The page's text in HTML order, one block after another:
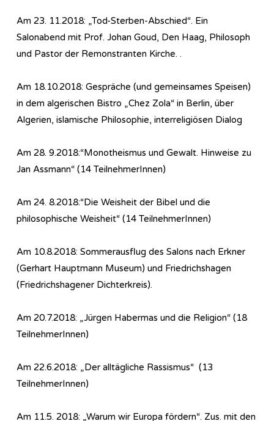
Am 23. 11.2018: „Tod-Sterben-Abschied“. Ein
Salonabend mit Prof. Johan Goud, Den Haag, Philosoph
und Pastor der Remonstranten Kirche. .
Am 18.10.2018: Gespräche (und gemeinsames Speisen)
in dem algerischen Bistro „Chez Zola“ in Berlin, über
Algerien, islamische Philosophie, interreligiösen Dialog
Am 28. 9.2018:“Monotheismus und Gewalt. Hinweise zu
Jan Assmann“ (14 TeilnehmerInnen)
Am 24. 8.2018:“Die Weisheit der Bibel und die
philosophische Weisheit“ (14 TeilnehmerInnen)
Am 10.8.2018: Sommerausflug des Salons nach Erkner
(Gerhart Hauptmann Museum) und Friedrichshagen
(Friedrichshagener Dichterkreis).
Am 20.7.2018: „Jürgen Habermas und die Religion“ (18
TeilnehmerInnen)
Am 22.6.2018: „Der alltägliche Rassismus“ (13
TeilnehmerInnen)
Am 11.5. 2018: „Warum wir Europa fördern“. Zus. mit den